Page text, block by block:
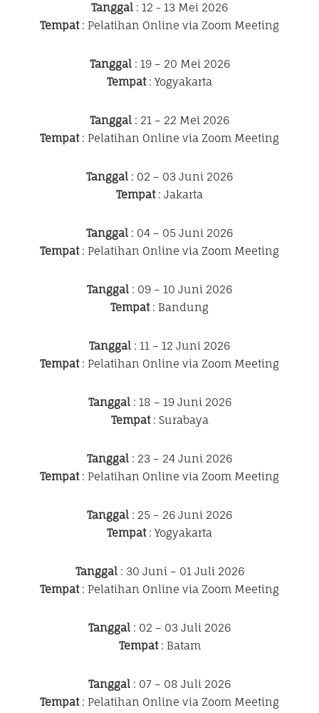
Tanggal : 12 - 13 Mei 2026
Tempat: Pelatihan Online via Zoom Meeting
Tanggal: 19 – 20 Mei 2026
Tempat: Yogyakarta
Tanggal : 21 – 22 Mei 2026
Tempat: Pelatihan Online via Zoom Meeting
Tanggal : 02 – 03 Juni 2026
Tempat: Jakarta
Tanggal : 04 – 05 Juni 2026
Tempat: Pelatihan Online via Zoom Meeting
Tanggal : 09 – 10 Juni 2026
Tempat: Bandung
Tanggal : 11 – 12 Juni 2026
Tempat: Pelatihan Online via Zoom Meeting
Tanggal: 18 – 19 Juni 2026
Tempat: Surabaya
Tanggal : 23 – 24 Juni 2026
Tempat: Pelatihan Online via Zoom Meeting
Tanggal : 25 – 26 Juni 2026
Tempat: Yogyakarta
Tanggal: 30 Juni – 01 Juli 2026
Tempat: Pelatihan Online via Zoom Meeting
Tanggal : 02 – 03 Juli 2026
Tempat: Batam
Tanggal : 07 – 08 Juli 2026
Tempat: Pelatihan Online via Zoom Meeting